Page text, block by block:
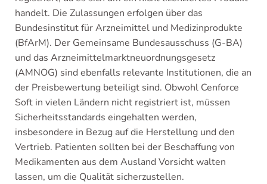
handelt. Die Zulassungen erfolgen über das
Bundesinstitut für Arzneimittel und Medizinprodukte
(BfArM). Der Gemeinsame Bundesausschuss (G-BA)
und das Arzneimittelmarktneuordnungsgesetz
(AMNOG) sind ebenfalls relevante Institutionen, die an
der Preisbewertung beteiligt sind. Obwohl Cenforce
Soft in vielen Ländern nicht registriert ist, müssen
Sicherheitsstandards eingehalten werden,
insbesondere in Bezug auf die Herstellung und den
Vertrieb. Patienten sollten bei der Beschaffung von
Medikamenten aus dem Ausland Vorsicht walten
lassen, um die Qualität sicherzustellen.